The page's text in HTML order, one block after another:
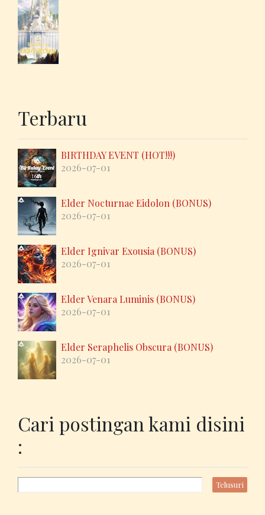
Terbaru
BIRTHDAY EVENT (HOT!!!)
2026-07-01
Elder Nocturnae Eidolon (BONUS)
2026-07-01
Elder Ignivar Exousia (BONUS)
2026-07-01
Elder Venara Luminis (BONUS)
2026-07-01
Elder Seraphelis Obscura (BONUS)
2026-07-01
Cari postingan kami disini
: